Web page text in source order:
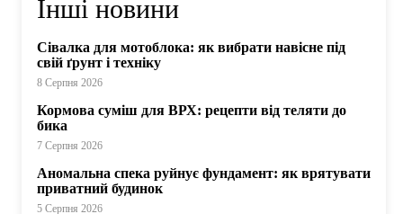
Інші новини
Сівалка для мотоблока: як вибрати навісне під
свій ґрунт і техніку
8 Серпня 2026
Кормова суміш для ВРХ: рецепти від теляти до
бика
7 Серпня 2026
Аномальна спека руйнує фундамент: як врятувати
приватний будинок
5 Серпня 2026